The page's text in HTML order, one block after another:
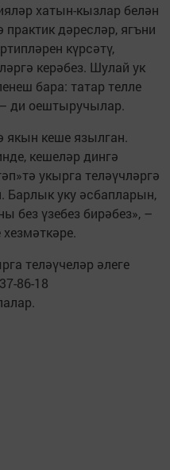
хатын-кызлар белән
практик дәресләр, ягъни
күрсәтү,
керәбез. Шулай ук
бара: татар телле
– ди оештыручылар.
якын кеше язылган.
кешеләр дингә
укырга теләүчләргә
Барлык уку әсбапларын,
без үзебез бирәбез», –
теләүчеләр әлеге
86-18